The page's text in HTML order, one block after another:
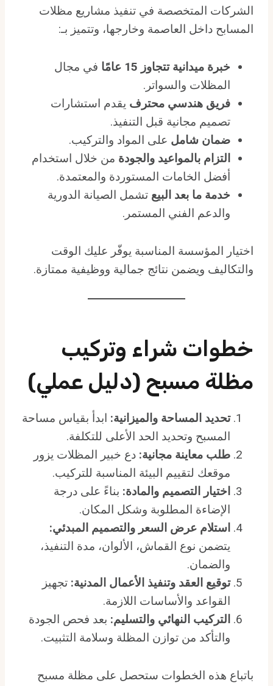
الشركات المتخصصة في تنفيذ مشاريع مظلات
المسابح داخل العاصمة وخارجها، وتتميز بـ:
خبرة ميدانية تتجاوز 15 عامًا
في مجال
المظلات والسواتر.
فريق هندسي محترف يقدم استشارات
تصميم مجانية قبل التنفيذ.
ضمان شامل على المواد والتركيب.
التزام بالمواعيد والجودة من خلال استخدام
أفضل الخامات المستوردة والمعتمدة.
خدمة ما بعد البيع تشمل الصيانة الدورية
والدعم الفني المستمر.
اختيار المؤسسة المناسبة يوفّر عليك الوقت
والتكاليف ويضمن نتائج جمالية ووظيفية ممتازة.
خطوات شراء وتركيب
مظلة مسبح (دليل عملي)
تحديد المساحة والميزانية: ابدأ بقياس مساحة
المسبح وتحديد الحد الأعلى للتكلفة.
طلب معاينة مجانية: دع خبير المظلات يزور
موقعك لتقييم البيئة المناسبة للتركيب.
اختيار التصميم والمادة: بناءً على درجة
الإضاءة المطلوبة وشكل المكان.
استلام عرض السعر والتصميم المبدئي:
يتضمن نوع القماش، الألوان، مدة التنفيذ،
والضمان.
توقيع العقد وتنفيذ الأعمال المدنية: تجهيز
القواعد والأساسات اللازمة.
التركيب النهائي والتسليم: بعد فحص الجودة
والتأكد من توازن المظلة وسلامة التثبيت.
باتباع هذه الخطوات ستحصل على مظلة مسبح